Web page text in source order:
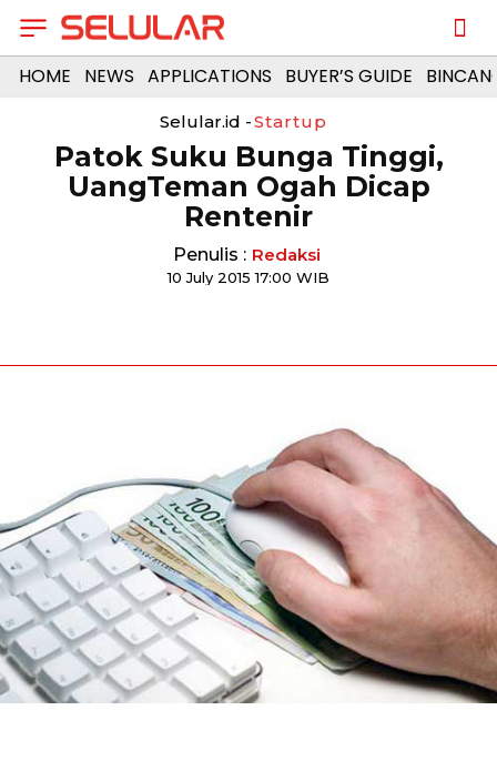
HOME NEWS APPLICATIONS BUYER’S GUIDE
Selular.id -Startup
Patok Suku Bunga Tinggi,
UangTeman Ogah Dicap
Rentenir
Penulis : Redaksi
10 July 2015 17:00 WIB